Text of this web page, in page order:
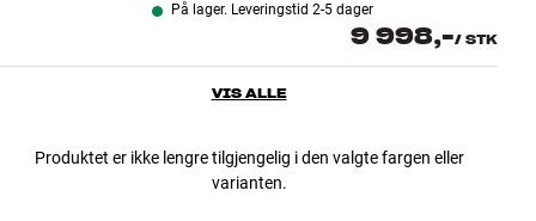
På lager. Leveringstid 2-5 dager
9 998,-/ STK
VIS ALLE
Produktet er ikke lengre tilgjengelig i den valgte fargen eller
varianten.